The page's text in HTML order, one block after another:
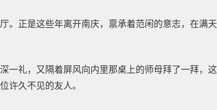
。正是这些年离开南庆，禀承着范闲的意志，在满天
一礼，又隔着屏风向内里那桌上的师母拜了一拜，这
许久不见的友人。